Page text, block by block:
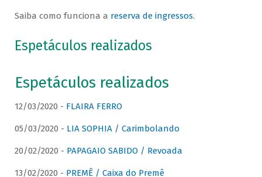
Saiba como funciona a reserva de ingressos.
Espetáculos realizados
Espetáculos realizados
12/03/2020 - FLAIRA FERRO
05/03/2020 - LIA SOPHIA / Carimbolando
20/02/2020 - PAPAGAIO SABIDO / Revoada
13/02/2020 - PREMÊ / Caixa do Premê